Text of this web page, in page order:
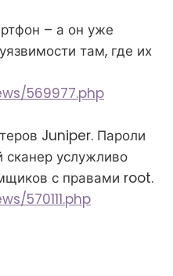
– а он уже
там, где их
569977.php
Juniper. Пароли
сканер услужливо
с правами root.
570111.php